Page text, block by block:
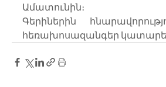
Ամատունին։
Գերիներին
հեռախոսազանգեր